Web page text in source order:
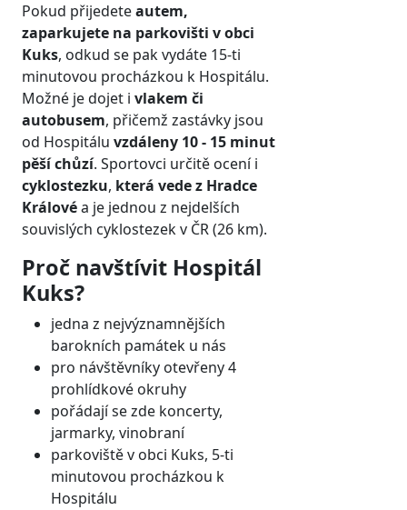
Pokud přijedeteautem,
zaparkujete na parkovišti v obci
Kuks, odkud se pak vydáte 15-ti
minutovou procházkou k Hospitálu.
Možné je dojet i vlakem či
autobusem, přičemž zastávky jsou
od Hospitálu vzdáleny 10 - 15 minut
pěší chůzí. Sportovci určitě ocení i
cyklostezku, která vede z Hradce
Královéa je jednou z nejdelších
souvislých cyklostezek v ČR (26 km).
Proč navštívit Hospitál
Kuks?
jedna z nejvýznamnějších
barokních památek u nás
pro návštěvníky otevřeny 4
prohlídkové okruhy
pořádají se zde koncerty,
jarmarky, vinobraní
parkoviště v obci Kuks, 5-ti
minutovou procházkou k
Hospitálu